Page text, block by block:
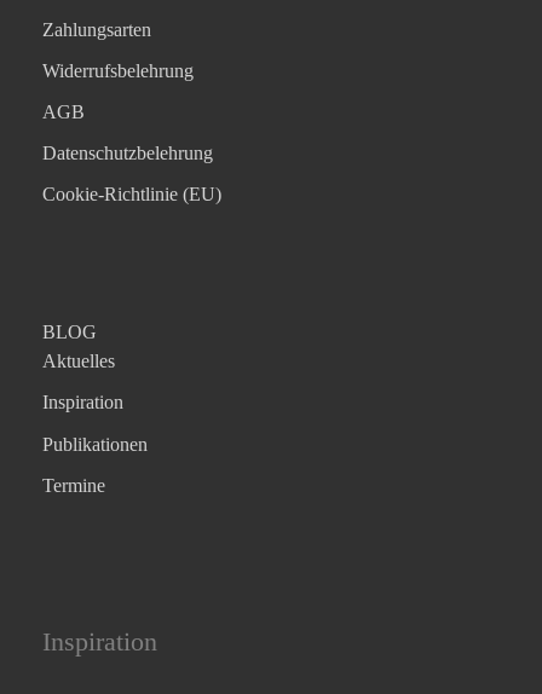
Zahlungsarten
Widerrufsbelehrung
AGB
Datenschutzbelehrung
Cookie-Richtlinie (EU)
BLOG
Aktuelles
Inspiration
Publikationen
Termine
Inspiration